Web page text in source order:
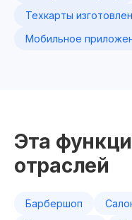
Техкарты
Мобильное
Эта
отраслей
Барбершоп